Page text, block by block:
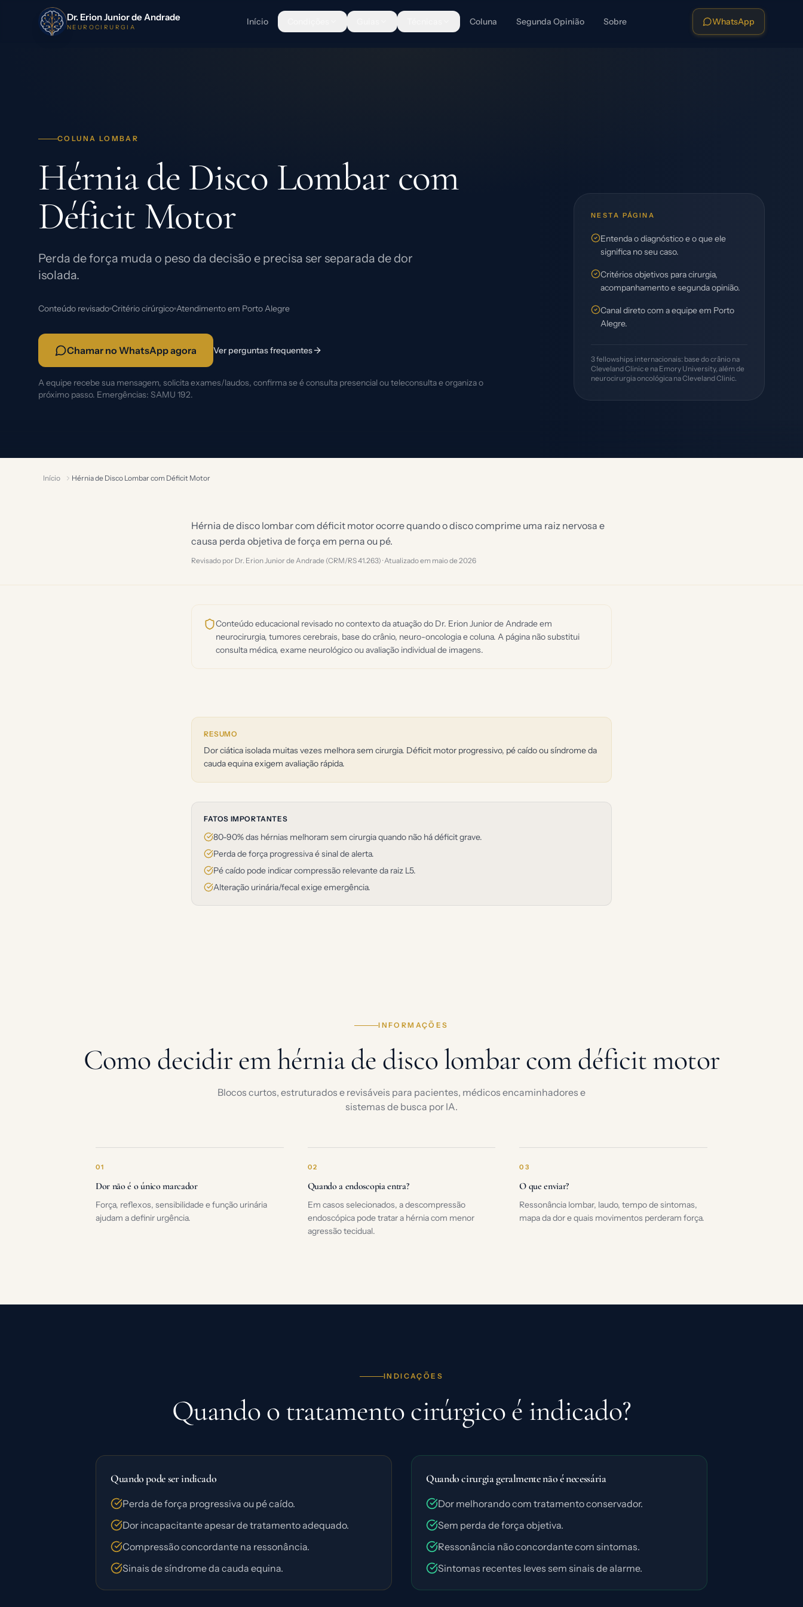
Dr. Erion Junior de Andrade
NEUROCIRURGIA Início Coluna Segunda Opinião Sobre WhatsApp
COLUNA LOMBAR
Hérnia de Disco Lombar com
Déficit Motor
Perda de força muda o peso da decisão e precisa ser separada de dor
isolada.
Conteúdo revisado Critério cirúrgico Atendimento em Porto Alegre
Chamar no WhatsApp agora Ver perguntas frequentes
A equipe recebe sua mensagem, solicita exames/laudos, confirma se é consulta presencial ou teleconsulta e organiza o
próximo passo. Emergências: SAMU 192.
NESTA PÁGINA
Entenda o diagnóstico e o que ele
significa no seu caso.
Critérios objetivos para cirurgia,
acompanhamento e segunda opinião.
Canal direto com a equipe em Porto
Alegre.
3 fellowships internacionais: base do crânio na
Cleveland Clinic e na Emory University, além de
neurocirurgia oncológica na Cleveland Clinic.
Início Hérnia de Disco Lombar com Déficit Motor
Hérnia de disco lombar com déficit motor ocorre quando o disco comprime uma raiz nervosa e
causa perda objetiva de força em perna ou pé.
Revisado por Dr. Erion Junior de Andrade (CRM/RS 41.263) · Atualizado em maio de 2026
Conteúdo educacional revisado no contexto da atuação do Dr. Erion Junior de Andrade em
neurocirurgia, tumores cerebrais, base do crânio, neuro-oncologia e coluna. A página não substitui
consulta médica, exame neurológico ou avaliação individual de imagens.
RESUMO
Dor ciática isolada muitas vezes melhora sem cirurgia. Déficit motor progressivo, pé caído ou síndrome da
cauda equina exigem avaliação rápida.
FATOS IMPORTANTES
80-90% das hérnias melhoram sem cirurgia quando não há déficit grave.
Perda de força progressiva é sinal de alerta.
Pé caído pode indicar compressão relevante da raiz L5.
Alteração urinária/fecal exige emergência.
INFORMAÇÕES
Como decidir em hérnia de disco lombar com déficit motor
Blocos curtos, estruturados e revisáveis para pacientes, médicos encaminhadores e
sistemas de busca por IA.
01
Dor não é o único marcador
Força, reflexos, sensibilidade e função urinária
ajudam a definir urgência.
02
Quando a endoscopia entra?
Em casos selecionados, a descompressão
endoscópica pode tratar a hérnia com menor
agressão tecidual.
03
O que enviar?
Ressonância lombar, laudo, tempo de sintomas,
mapa da dor e quais movimentos perderam força.
INDICAÇÕES
Quando o tratamento cirúrgico é indicado?
Quando pode ser indicado
Perda de força progressiva ou pé caído.
Dor incapacitante apesar de tratamento adequado.
Compressão concordante na ressonância.
Sinais de síndrome da cauda equina.
Quando cirurgia geralmente não é necessária
Dor melhorando com tratamento conservador.
Sem perda de força objetiva.
Ressonância não concordante com sintomas.
Sintomas recentes leves sem sinais de alarme.